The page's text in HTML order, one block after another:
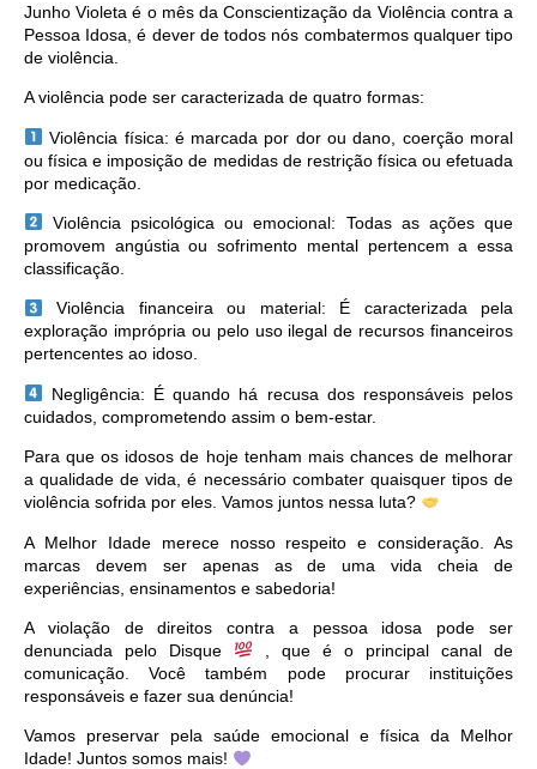
Junho Violeta é o mês da Conscientização da Violência contra a
Pessoa Idosa, é dever de todos nós combatermos qualquer tipo
de violência.
A violência pode ser caracterizada de quatro formas:
Violência física: é marcada por dor ou dano, coerção moral
ou física e imposição de medidas de restrição física ou efetuada
por medicação.
Violência psicológica ou emocional: Todas as ações que
promovem angústia ou sofrimento mental pertencem a essa
classificação.
Violência financeira ou material: É caracterizada pela
exploração imprópria ou pelo uso ilegal de recursos financeiros
pertencentes ao idoso.
Negligência: É quando há recusa dos responsáveis pelos
cuidados, comprometendo assim o bem-estar.
Para que os idosos de hoje tenham mais chances de melhorar
a qualidade de vida, é necessário combater quaisquer tipos de
violência sofrida por eles. Vamos juntos nessa luta?
A Melhor Idade merece nosso respeito e consideração. As
marcas devem ser apenas as de uma vida cheia de
experiências, ensinamentos e sabedoria!
A violação de direitos contra a pessoa idosa pode ser
denunciada pelo Disque
, que é o principal canal de
comunicação. Você também pode procurar instituições
responsáveis e fazer sua denúncia!
Vamos preservar pela saúde emocional e física da Melhor
Idade! Juntos somos mais!